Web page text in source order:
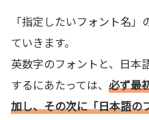
「指定したいフォント名
ていきます。
英数字のフォントと、日本
するにあたっては、 必ず最
加し、その次に「日本語の